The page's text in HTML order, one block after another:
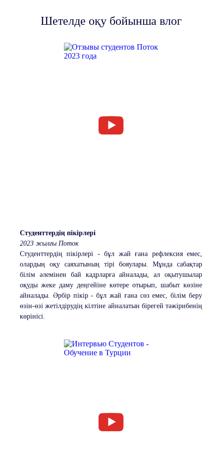
Шетелде оқу бойынша влог
Студенттердің пікірлері
2023 жылғы Поток
Студенттердің пікірлері - бұл жай ғана рефлексия емес,
олардың оқу саяхатының тірі бояулары. Мұнда сабақтар
білім әлемінен бай кадрларға айналады, ал оқытушылар
оқуды жеке даму деңгейіне көтере отырып, шабыт көзіне
айналады. Әрбір пікір - бұл жай ғана сөз емес, білім беру
өзін-өзі жетілдірудің кілтіне айналатын бірегей тәжірибенің
көрінісі.